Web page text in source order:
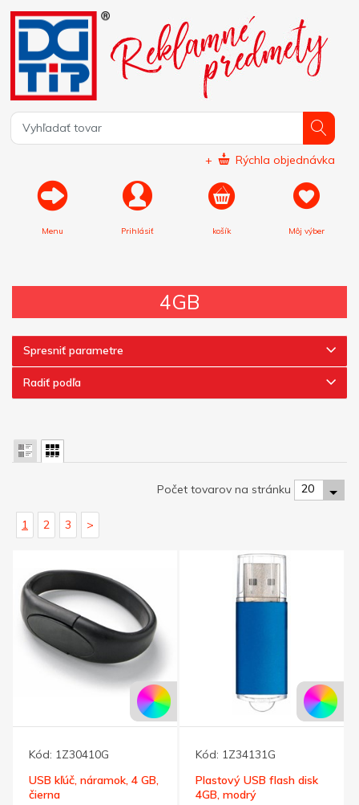
+ Rýchla objednávka
Menu Prihlásiť košík Môj výber
4GB
Spresniť parametre
Radiť podľa
Počet tovarov na stránku 20
1 2 3 >
Kód: 1Z30410G
USB kľúč, náramok, 4 GB,
čierna
Kód: 1Z34131G
Plastový USB flash disk
4GB, modrý